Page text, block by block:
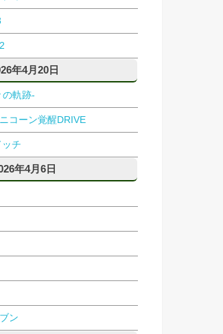
年4月20日
の軌跡-
コーン覚醒DRIVE
チ
年4月6日
ン